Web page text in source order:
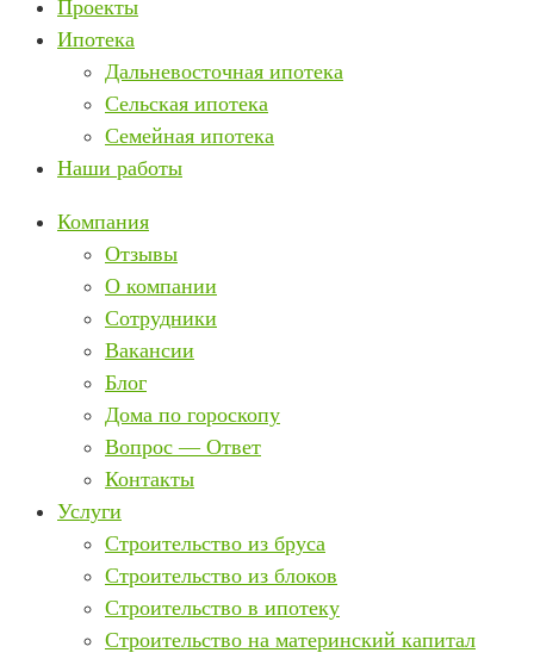
Проекты
Ипотека
Дальневосточная ипотека
Сельская ипотека
Семейная ипотека
Наши работы
Компания
Отзывы
О компании
Сотрудники
Вакансии
Блог
Дома по гороскопу
Вопрос — Ответ
Контакты
Услуги
Строительство из бруса
Строительство из блоков
Строительство в ипотеку
Строительство на материнский капитал